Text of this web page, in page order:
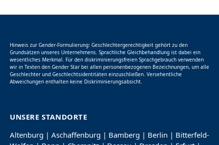
Hinweis zur Gender-Formulierung: Geschlechtergerechtigkeit gehört zu den
Grundsätzen unseres Unternehmens. Sprachliche Gleichbehandlung ist dabei ein
wesentliches Merkmal. Für den diskriminierungsfreien Sprachgebrauch verwenden
wir in Texten den Gender Star bei allen personenbezogenen Bezeichnungen, um alle
Geschlechter und Geschlechtsidentitäten einzuschließen. Versehentliche
Abweichungen enthalten keine Diskriminierungsabsicht.
UNSERE STANDORTE
Altenburg | Aschaffenburg | Bamberg | Berlin | Bitterfeld-